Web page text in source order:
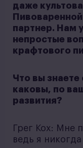
даже
партнер. Нам
непростые
крафтового
Что вы
каковы, по
развития?
Грег Кох: Мне
ведь я